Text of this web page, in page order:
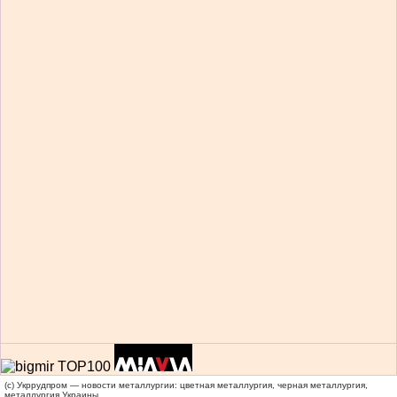
(c) Укррудпром — новости металлургии: цветная металлургия, черная металлургия,